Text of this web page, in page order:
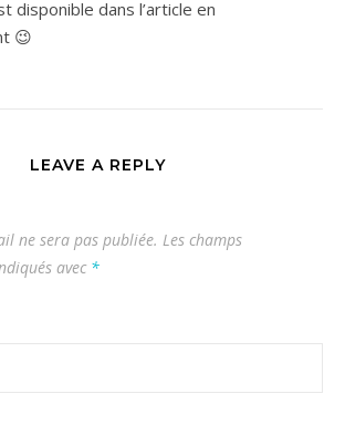
disponible dans l’article en
😉
LEAVE A REPLY
ne sera pas publiée. Les champs
avec *